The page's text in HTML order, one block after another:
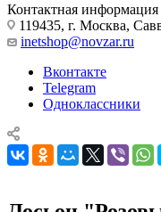
Контактная информация
119435, г. Москва,
inetshop@novzar.ru
Вконтакте
Telegram
Одноклассники